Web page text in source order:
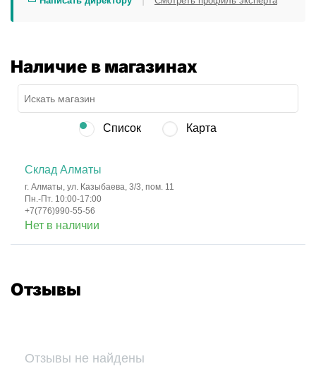
Наличие в магазинах
Список Карта
Склад Алматы
г. Алматы, ул. Казыбаева, 3/3, пом. 11
Пн.-Пт. 10:00-17:00
+7(776)990-55-56
Нет в наличии
Отзывы
Отзывы не найдены